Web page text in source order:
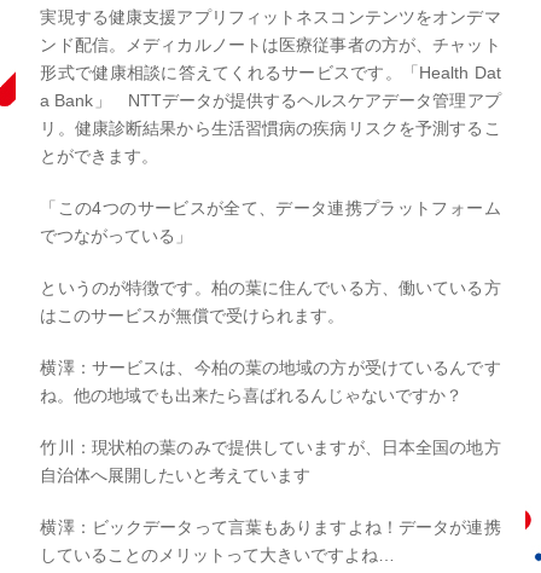
実現する健康支援アプリフィットネスコンテンツをオンデマ
ンド配信。メディカルノートは医療従事者の方が、チャット
形式で健康相談に答えてくれるサービスです。
「Health Dat
a Bank」 NTTデータが提供するヘルスケアデータ管理アプ
リ。健康診断結果から生活習慣病の疾病リスクを予測するこ
とができます。
「この4つのサービスが全て、データ連携プラットフォーム
でつながっている」
というのが特徴です。柏の葉に住んでいる方、働いている方
はこのサービスが無償で受けられます。
横澤：サービスは、今柏の葉の地域の方が受けているんです
ね。他の地域でも出来たら喜ばれるんじゃないですか？
竹川：現状柏の葉のみで提供していますが、日本全国の地方
自治体へ展開したいと考えています
横澤：ビックデータって言葉もありますよね！データが連携
していることのメリットって大きいですよね…